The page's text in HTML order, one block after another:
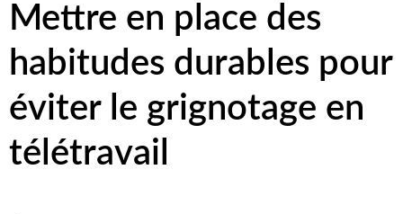
Mettre en place des
habitudes durables pour
éviter le grignotage en
télétravail